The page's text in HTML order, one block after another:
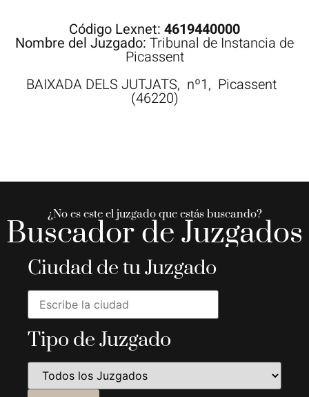
Código Lexnet: 4619440000
Nombre del Juzgado: Tribunal de Instancia de
Picassent
BAIXADA DELS JUTJATS, nº1, Picassent
(46220)
¿No es este el juzgado que estás buscando?
Buscador de Juzgados
Ciudad de tu Juzgado
Tipo de Juzgado